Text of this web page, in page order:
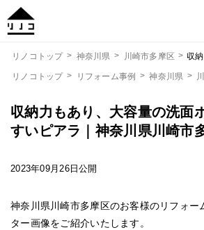
リノコトップ 神奈川県 川崎市多摩区 収
リノコトップ リフォーム事例 神奈川県
収納力もあり、大容量の洗面
すいピアラ｜神奈川県川崎市
2023年09月26日公開
神奈川県川崎市多摩区のお客様のリフォー
ター画像をご紹介いたします。